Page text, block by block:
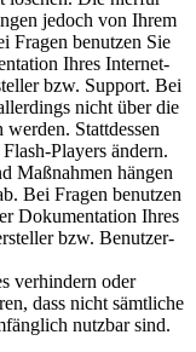
jedoch von Ihrem
Fragen benutzen Sie
Ihres Internet-
bzw. Support. Bei
nicht über die
Stattdessen
Players ändern.
Maßnahmen hängen
Bei Fragen benutzen
Dokumentation Ihres
bzw. Benutzer-
verhindern oder
dass nicht sämtliche
nutzbar sind.